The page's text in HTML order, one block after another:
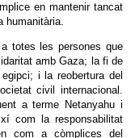
en mantenir tancat
humanitària.
totes les persones que
amb Gaza; la fi de
i la reobertura del
civil internacional.
a terme Netanyahu i
com la responsabilitat
com a còmplices del